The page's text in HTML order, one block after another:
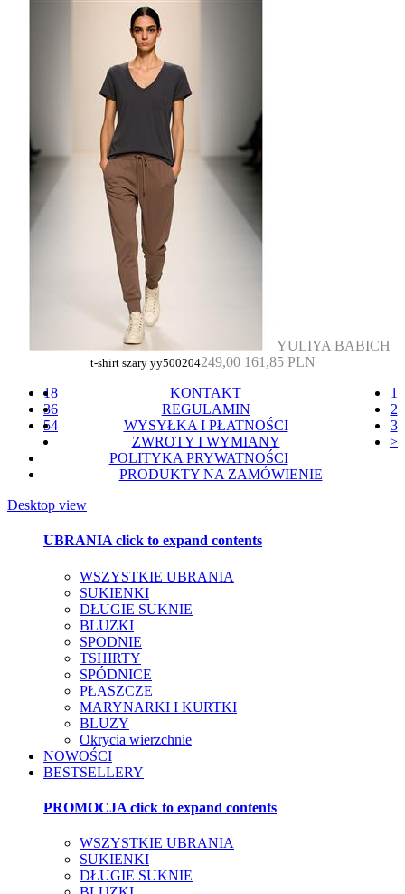
YULIYA BABICH
t-shirt szary yy500204249,00 161,85 PLN
18
36
54
1
2
3
>
KONTAKT
REGULAMIN
WYSYŁKA I PŁATNOŚCI
ZWROTY I WYMIANY
POLITYKA PRYWATNOŚCI
PRODUKTY NA ZAMÓWIENIE
Desktop view
UBRANIA click to expand contents
WSZYSTKIE UBRANIA
SUKIENKI
DŁUGIE SUKNIE
BLUZKI
SPODNIE
TSHIRTY
SPÓDNICE
PŁASZCZE
MARYNARKI I KURTKI
BLUZY
Okrycia wierzchnie
NOWOŚCI
BESTSELLERY
PROMOCJA click to expand contents
WSZYSTKIE UBRANIA
SUKIENKI
DŁUGIE SUKNIE